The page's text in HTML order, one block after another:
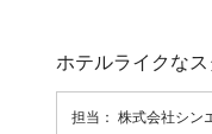
ホテルライクな
担当： 株式会社シン